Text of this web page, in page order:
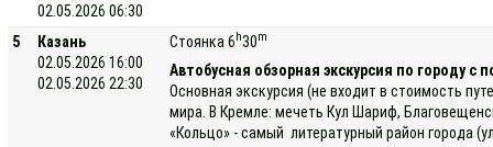
02.05.2026 06:30
5
Казань
02.05.2026 16:00
02.05.2026 22:30
Стоянка 6 h30m
Автобусная обзорная экскурсия по городу с
Основная экскурсия (не входит в стоимость
мира. В Кремле: мечеть Кул Шариф,
«Кольцо» - самый литературный район города